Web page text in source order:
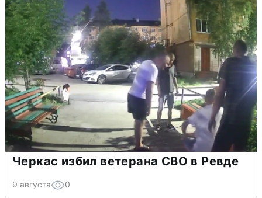
Черкас избил ветерана СВО в Ревде
9 августа 0